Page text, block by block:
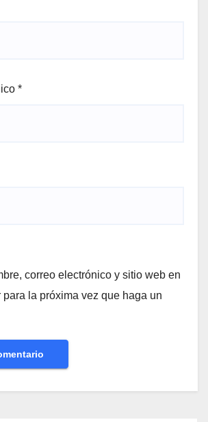
*
correo electrónico y sitio web en
la próxima vez que haga un